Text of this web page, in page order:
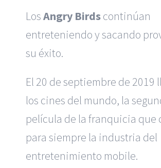
LosAngry Birdscontinúan
entreteniendo y sacando
su éxito.
El 20 de septiembre de 2019
los cines del mundo, la
película de la franquicia que
para siempre la industria del
entretenimiento mobile.